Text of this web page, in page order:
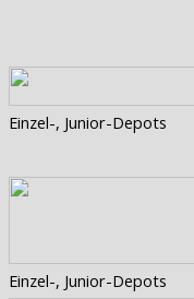
Einzel-, Junior-Depots
Einzel-, Junior-Depots